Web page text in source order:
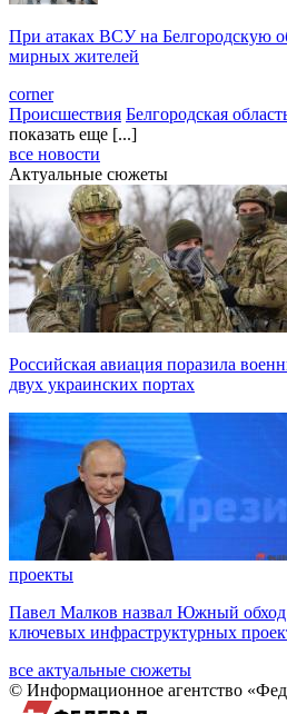
При атаках ВСУ на Белгородскую
мирных жителей
corner
Происшествия Белгородская
показать еще [...]
все новости
Актуальные сюжеты
Российская авиация поразила
двух украинских портах
проекты
Павел Малков назвал Южный обход
ключевых инфраструктурных
все актуальные сюжеты
© Информационное агентство